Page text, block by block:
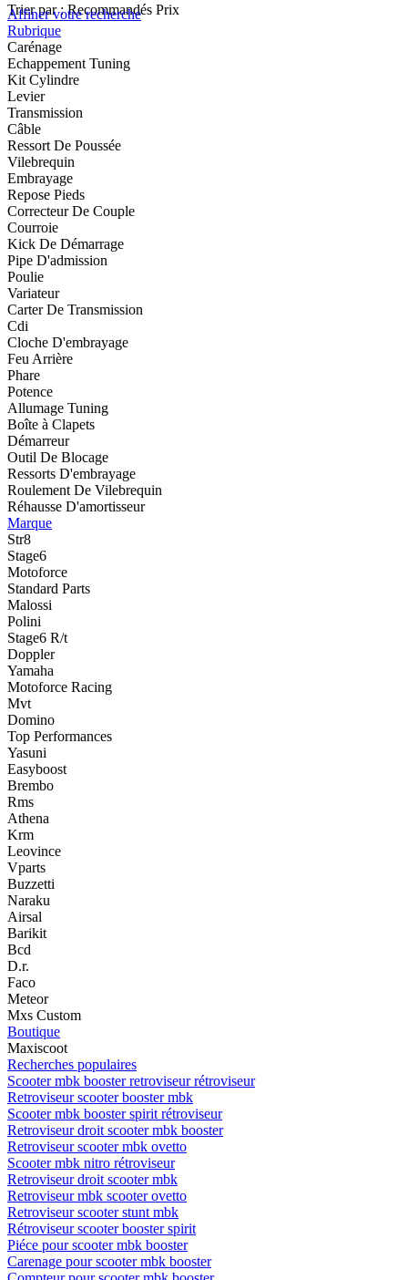
Trier par : Recommandés Prix
Affiner votre recherche
Rubrique
Carénage
Echappement Tuning
Kit Cylindre
Levier
Transmission
Câble
Ressort De Poussée
Vilebrequin
Embrayage
Repose Pieds
Correcteur De Couple
Courroie
Kick De Démarrage
Pipe D'admission
Poulie
Variateur
Carter De Transmission
Cdi
Cloche D'embrayage
Feu Arrière
Phare
Potence
Allumage Tuning
Boîte à Clapets
Démarreur
Outil De Blocage
Ressorts D'embrayage
Roulement De Vilebrequin
Réhausse D'amortisseur
Marque
Str8
Stage6
Motoforce
Standard Parts
Malossi
Polini
Stage6 R/t
Doppler
Yamaha
Motoforce Racing
Mvt
Domino
Top Performances
Yasuni
Easyboost
Brembo
Rms
Athena
Krm
Leovince
Vparts
Buzzetti
Naraku
Airsal
Barikit
Bcd
D.r.
Faco
Meteor
Mxs Custom
Boutique
Maxiscoot
Recherches populaires
Scooter mbk booster retroviseur rétroviseur
Retroviseur scooter booster mbk
Scooter mbk booster spirit rétroviseur
Retroviseur droit scooter mbk booster
Retroviseur scooter mbk ovetto
Scooter mbk nitro rétroviseur
Retroviseur droit scooter mbk
Retroviseur mbk scooter ovetto
Retroviseur scooter stunt mbk
Rétroviseur scooter booster spirit
Piéce pour scooter mbk booster
Carenage pour scooter mbk booster